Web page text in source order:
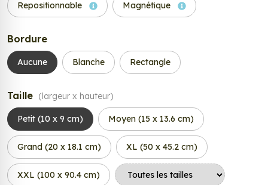
Repositionnable Magnétique
Bordure
Aucune Blanche Rectangle
Taille (largeur x hauteur)
Petit (10 x 9 cm) Moyen (15 x 13.6 cm)
Grand (20 x 18.1 cm) XL (50 x 45.2 cm)
XXL (100 x 90.4 cm)